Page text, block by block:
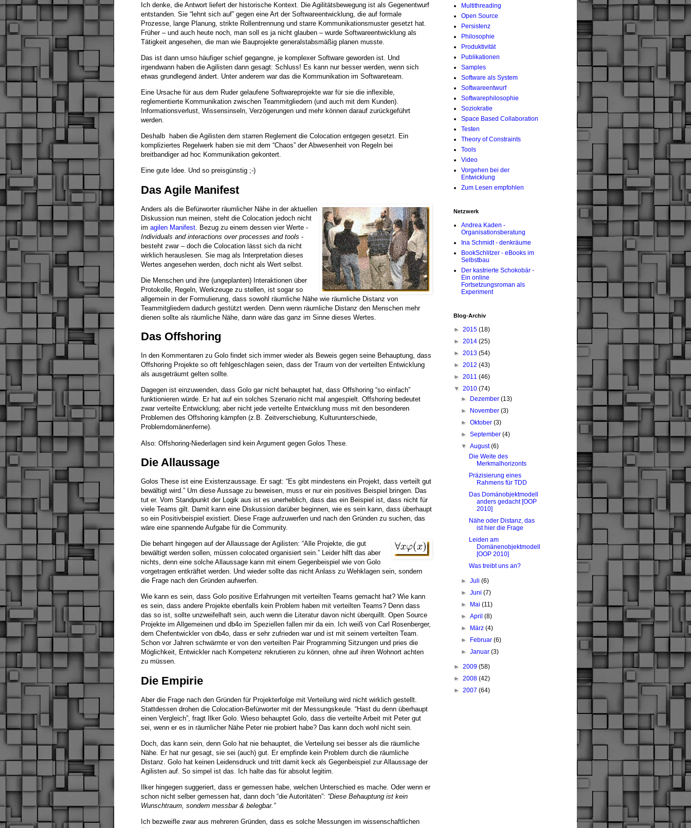
Ich denke, die Antwort liefert der historische Kontext. Die Agilitätsbewegung ist als Gegenentwurf
entstanden. Sie “lehnt sich auf” gegen eine Art der Softwareentwicklung, die auf formale
Prozesse, lange Planung, strikte Rollentrennung und starre Kommunikationsmuster gesetzt hat.
Früher – und auch heute noch, man soll es ja nicht glauben – wurde Softwareentwicklung als
Tätigkeit angesehen, die man wie Bauprojekte generalstabsmäßig planen musste.
Das ist dann umso häufiger schief gegangne, je komplexer Software geworden ist. Und
irgendwann haben die Agilisten dann gesagt: Schluss! Es kann nur besser werden, wenn sich
etwas grundlegend ändert. Unter anderem war das die Kommunikation im Softwareteam.
Eine Ursache für aus dem Ruder gelaufene Softwareprojekte war für sie die inflexible,
reglementierte Kommunikation zwischen Teammitgliedern (und auch mit dem Kunden).
Informationsverlust, Wissensinseln, Verzögerungen und mehr können darauf zurückgeführt
werden.
Deshalb haben die Agilisten dem starren Reglement die Colocation entgegen gesetzt. Ein
kompliziertes Regelwerk haben sie mit dem “Chaos” der Abwesenheit von Regeln bei
breitbandiger ad hoc Kommunikation gekontert.
Eine gute Idee. Und so preisgünstig ;-)
Das Agile Manifest
Anders als die Befürworter räumlicher Nähe in der aktuellen
Diskussion nun meinen, steht die Colocation jedoch nicht
im agilen Manifest . Bezug zu einem dessen vier Werte -
Individuals and interactions over processes and tools -
besteht zwar – doch die Colocation lässt sich da nicht
wirklich herauslesen. Sie mag als Interpretation dieses
Wertes angesehen werden, doch nicht als Wert selbst.
Die Menschen und ihre (ungeplanten) Interaktionen über
Protokolle, Regeln, Werkzeuge zu stellen, ist sogar so
allgemein in der Formulierung, dass sowohl räumliche Nähe wie räumliche Distanz von
Teammitgliedern dadurch gestützt werden. Denn wenn räumliche Distanz den Menschen mehr
dienen sollte als räumliche Nähe, dann wäre das ganz im Sinne dieses Wertes.
Das Offshoring
In den Kommentaren zu Golo findet sich immer wieder als Beweis gegen seine Behauptung, dass
Offshoring Projekte so oft fehlgeschlagen seien, dass der Traum von der verteilten Entwicklung
als ausgeträumt gelten sollte.
Dagegen ist einzuwenden, dass Golo gar nicht behauptet hat, dass Offshoring “so einfach”
funktionieren würde. Er hat auf ein solches Szenario nicht mal angespielt. Offshoring bedeutet
zwar verteilte Entwicklung; aber nicht jede verteilte Entwicklung muss mit den besonderen
Problemen des Offshoring kämpfen (z.B. Zeitverschiebung, Kulturunterschiede,
Problemdomänenferne).
Also: Offshoring-Niederlagen sind kein Argument gegen Golos These.
Die Allaussage
Golos These ist eine Existenzaussage. Er sagt: “Es gibt mindestens ein Projekt, dass verteilt gut
bewältigt wird.” Um diese Aussage zu beweisen, muss er nur ein positives Beispiel bringen. Das
tut er. Vom Standpunkt der Logik aus ist es unerheblich, dass das ein Beispiel ist, dass nicht für
viele Teams gilt. Damit kann eine Diskussion darüber beginnen, wie es sein kann, dass überhaupt
so ein Positivbeispiel existiert. Diese Frage aufzuwerfen und nach den Gründen zu suchen, das
wäre eine spannende Aufgabe für die Community.
Die beharrt hingegen auf der Allaussage der Agilisten: “Alle Projekte, die gut
bewältigt werden sollen, müssen colocated organisiert sein.” Leider hilft das aber
nichts, denn eine solche Allaussage kann mit einem Gegenbeispiel wie von Golo
vorgetragen entkräftet werden. Und wieder sollte das nicht Anlass zu Wehklagen sein, sondern
die Frage nach den Gründen aufwerfen.
Wie kann es sein, dass Golo positive Erfahrungen mit verteilten Teams gemacht hat? Wie kann
es sein, dass andere Projekte ebenfalls kein Problem haben mit verteilten Teams? Denn dass
das so ist, sollte unzweifelhaft sein, auch wenn die Literatur davon nicht überquillt. Open Source
Projekte im Allgemeinen und db4o im Speziellen fallen mir da ein. Ich weiß von Carl Rosenberger,
dem Chefentwickler von db4o, dass er sehr zufrieden war und ist mit seinem verteilten Team.
Schon vor Jahren schwärmte er von den verteilten Pair Programming Sitzungen und pries die
Möglichkeit, Entwickler nach Kompetenz rekrutieren zu können, ohne auf ihren Wohnort achten
zu müssen.
Die Empirie
Aber die Frage nach den Gründen für Projekterfolge mit Verteilung wird nicht wirklich gestellt.
Stattdessen drohen die Colocation-Befürworter mit der Messungskeule. “Hast du denn überhaupt
einen Vergleich”, fragt Ilker Golo. Wieso behauptet Golo, dass die verteilte Arbeit mit Peter gut
sei, wenn er es in räumlicher Nähe Peter nie probiert habe? Das kann doch wohl nicht sein.
Doch, das kann sein, denn Golo hat nie behauptet, die Verteilung sei besser als die räumliche
Nähe. Er hat nur gesagt, sie sei (auch) gut. Er empfinde kein Problem durch die räumliche
Distanz. Golo hat keinen Leidensdruck und tritt damit keck als Gegenbeispiel zur Allaussage der
Agilisten auf. So simpel ist das. Ich halte das für absolut legitim.
Ilker hingegen suggeriert, dass er gemessen habe, welchen Unterschied es mache. Oder wenn er
schon nicht selber gemessen hat, dann doch “die Autoritäten”: “Diese Behauptung ist kein
Wunschtraum, sondern messbar & belegbar.”
Ich bezweifle zwar aus mehreren Gründen, dass es solche Messungen im wissenschaftlichen
Multithreading
Open Source
Persistenz
Philosophie
Produktivität
Publikationen
Samples
Software als System
Softwareentwurf
Softwarephilosophie
Soziokratie
Space Based Collaboration
Testen
Theory of Constraints
Tools
Video
Vorgehen bei der
Entwicklung
Zum Lesen empfohlen
Netzwerk
Andrea Kaden -
Organisationsberatung
Ina Schmidt - denkräume
BookSchlitzer - eBooks im
Selbstbau
Der kastrierte Schokobär -
Ein online
Fortsetzungsroman als
Experiment
Blog-Archiv
► 2015 (18)
► 2014 (25)
► 2013 (54)
► 2012 (43)
► 2011 (46)
▼ 2010 (74)
►
Dezember(13)
►
November(3)
►Oktober(3)
►September(4)
▼August(6)
Die Weite des
Merkmalhorizonts
Präzisierung eines
Rahmens für TDD
Das Domänobjektmodell
anders gedacht [OOP
2010]
Nähe oder Distanz, das
ist hier die Frage
Leiden am
Domänenobjektmodell
[OOP 2010]
Was treibt uns an?
►Juli(6)
►Juni(7)
►
Mai(11)
►April(8)
►
März(4)
►
Februar(6)
►Januar(3)
► 2009 (58)
► 2008 (42)
► 2007 (64)